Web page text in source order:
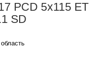
PCD 5x115 ET
SD